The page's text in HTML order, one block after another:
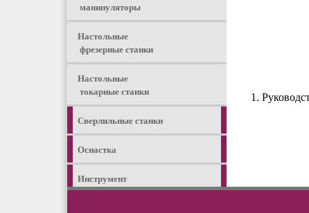
манипуляторы
Настольные
фрезерные станки
Настольные
токарные станки
Сверлильные станки
Оснастка
Инструмент